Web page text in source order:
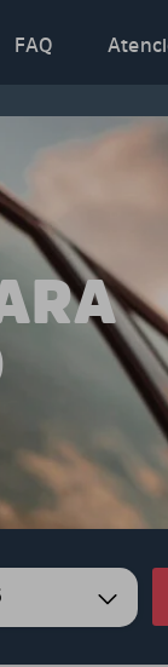
FAQ